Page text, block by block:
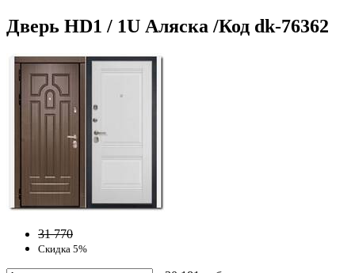
Дверь HD1 / 1U Аляска /Код dk-76362
31 770
Скидка 5%